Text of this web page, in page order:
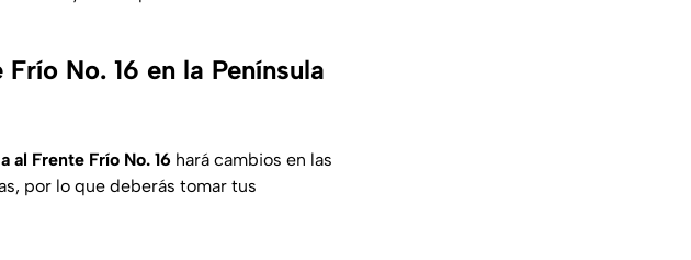
No. 16 en la Península
al Frente Frío No. 16 hará cambios en las
por lo que deberás tomar tus